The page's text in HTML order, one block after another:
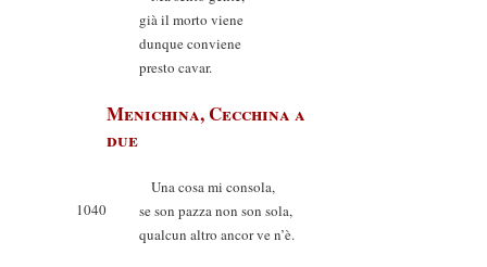
già il morto viene
dunque conviene
presto cavar.
Menichina, Cecchina a
due
Una cosa mi consola,
1040
se son pazza non son sola,
qualcun altro ancor ve n’è.